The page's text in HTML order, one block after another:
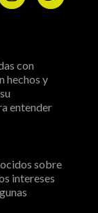
con
hechos y
entender
sobre
intereses